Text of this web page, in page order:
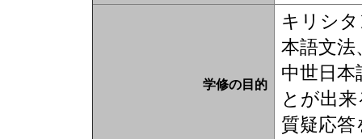
学修の目的
キリシ
本語文
中世日
とが出
質疑応